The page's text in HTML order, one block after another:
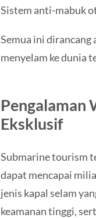
Sistem anti-mabuk
Semua ini dirancang
menyelam ke dunia
Pengalaman
Eksklusif
Submarine tourism
dapat mencapai
jenis kapal selam
keamanan tinggi,